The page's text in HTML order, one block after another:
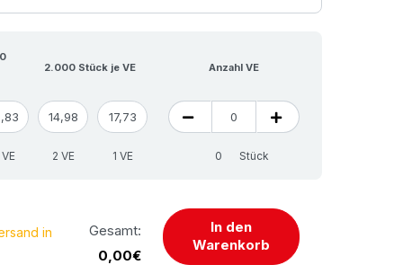
2.000 Stück je VE
Anzahl VE
14,98 17,73
2 VE 1 VE Stück
in
Gesamt:
0,00€
In den
Warenkorb